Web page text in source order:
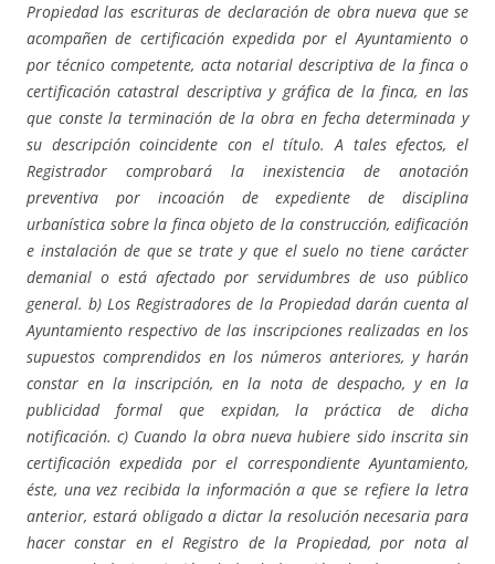
Propiedad las escrituras de declaración de obra nueva que se
acompañen de certificación expedida por el Ayuntamiento o
por técnico competente, acta notarial descriptiva de la finca o
certificación catastral descriptiva y gráfica de la finca, en las
que conste la terminación de la obra en fecha determinada y
su descripción coincidente con el título. A tales efectos, el
Registrador comprobará la inexistencia de anotación
preventiva por incoación de expediente de disciplina
urbanística sobre la finca objeto de la construcción, edificación
e instalación de que se trate y que el suelo no tiene carácter
demanial o está afectado por servidumbres de uso público
general. b) Los Registradores de la Propiedad darán cuenta al
Ayuntamiento respectivo de las inscripciones realizadas en los
supuestos comprendidos en los números anteriores, y harán
constar en la inscripción, en la nota de despacho, y en la
publicidad formal que expidan, la práctica de dicha
notificación. c) Cuando la obra nueva hubiere sido inscrita sin
certificación expedida por el correspondiente Ayuntamiento,
éste, una vez recibida la información a que se refiere la letra
anterior, estará obligado a dictar la resolución necesaria para
hacer constar en el Registro de la Propiedad, por nota al